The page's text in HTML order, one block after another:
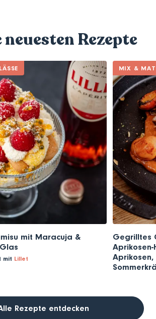
neuesten Rezepte
mit Maracuja &
mit Lillet
MIX &
Gegrilltes
Aprikosen,
Rezepte entdecken